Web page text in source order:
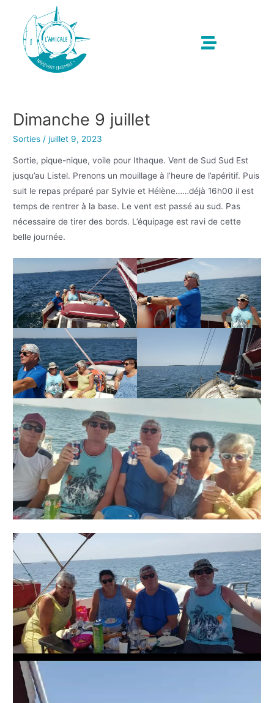
Dimanche 9 juillet
Sorties /juillet 9, 2023
Sortie, pique-nique, voile pour Ithaque. Vent de Sud Sud Est
jusqu’au Listel. Prenons un mouillage à l’heure de l’apéritif. Puis
suit le repas préparé par Sylvie et Hélène……déjà 16h00 il est
temps de rentrer à la base. Le vent est passé au sud. Pas
nécessaire de tirer des bords. L’équipage est ravi de cette
belle journée.